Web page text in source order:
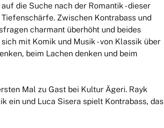
die Suche nach der Romantik - dieser
Zwischen Kontrabass und
charmant überhöht und beides
mit Komik und Musik - von Klassik über
beim Lachen denken und beim
Mal zu Gast bei Kultur Ägeri. Rayk
ein und Luca Sisera spielt Kontrabass, das